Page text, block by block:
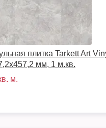
плитка Tarkett Art
мм, 1 м.кв.
м.